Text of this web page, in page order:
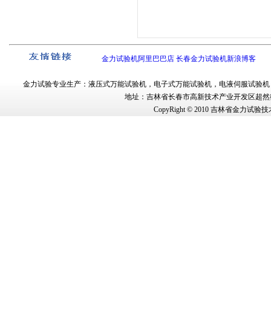
金力试验机阿里巴巴店 长春金力试验机新浪博客
金力试验专业生产： 液压式万能试验机， 电子式万能试验机， 电液伺服试验机
地址：吉林省长春市高新技术产业开发区超然
CopyRight © 2010 吉林省金力试验技